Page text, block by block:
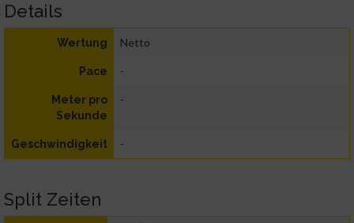
Details
Wertung Netto
Pace -
Meter pro
Sekunde
-
Geschwindigkeit -
Split Zeiten